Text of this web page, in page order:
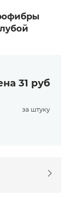
31 руб
за штуку